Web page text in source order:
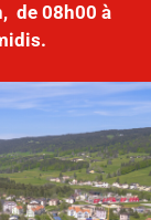
de 08h00 à